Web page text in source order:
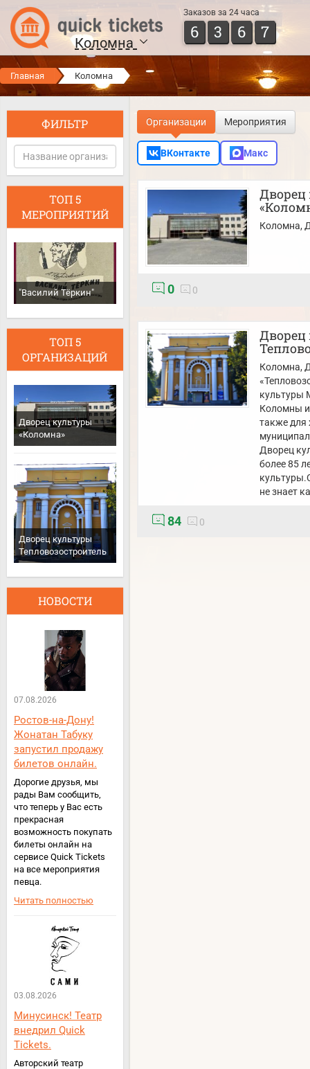
Коломна
Заказов за 24 часа
6 3 6 7
Главная Коломна
ФИЛЬТР
ТОП 5
МЕРОПРИЯТИЙ
"Василий Тёркин"
ТОП 5
ОРГАНИЗАЦИЙ
Дворец культуры
«Коломна»
Дворец культуры
Тепловозостроитель
НОВОСТИ
07.08.2026
Ростов-на-Дону!
Жонатан Табуку
запустил продажу
билетов онлайн.
Дорогие друзья, мы
рады Вам сообщить,
что теперь у Вас есть
прекрасная
возможность покупать
билеты онлайн на
сервисе Quick Tickets
на все мероприятия
певца.
Читать полностью
03.08.2026
Минусинск! Театр
внедрил Quick
Tickets.
Авторский театр
Организации Мероприятия
ВКонтакте Макс
Дворец
Коломна,
0 0
Дворец
Коломна,
культуры
Коломны и
также для
Дворец
более 85
не знает
84 0